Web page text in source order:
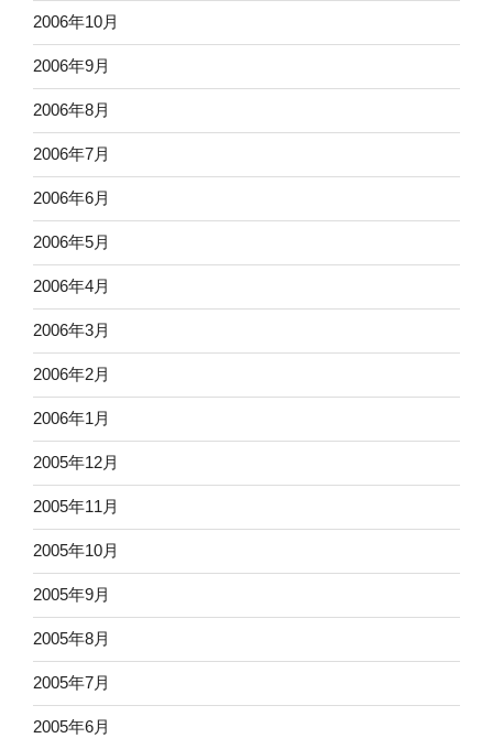
2006年10月
2006年9月
2006年8月
2006年7月
2006年6月
2006年5月
2006年4月
2006年3月
2006年2月
2006年1月
2005年12月
2005年11月
2005年10月
2005年9月
2005年8月
2005年7月
2005年6月